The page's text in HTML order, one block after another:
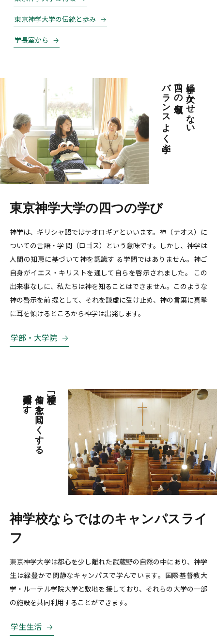
東京神学大学の伝統と歩み
学長室から
神学に欠かせない
四つの領域を
バランスよく学ぶ
東京神学大学の四つの学び
神学は、ギリシャ語ではテオロギアといいます。神（テオス）に
ついての言語・学 問（ロゴス）という意味です。しかし、神学は
人間の知恵に基づいて神を認識す る学問ではありません。神ご
自身がイエス・キリストを通して自らを啓示されました。 この
出来事なしに、私たちは神を知ることはできません。このような
神の啓示を前 提として、それを謙虚に受け止め、神の言葉に真摯
に耳を傾けるところから神学は出発します。
学部・大学院
「神学校」で、
信仰と志を同じくする
召命共同体です。
神学校ならではのキャンパスライ
フ
東京神学大学は都心を少し離れた武蔵野の自然の中にあり、神学
生は緑豊かで閑静なキャンパスで学んでいます。国際基督教大
学・ルーテル学院大学と敷地を接しており、それらの大学の一部
の施設を共同利用することができます。
学生生活